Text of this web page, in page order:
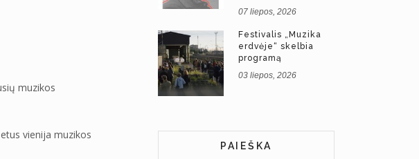
muzikos
vienija muzikos
07 liepos, 2026
Festivalis „Muzika
erdvėje“ skelbia
programą
03 liepos, 2026
PAIEŠKA